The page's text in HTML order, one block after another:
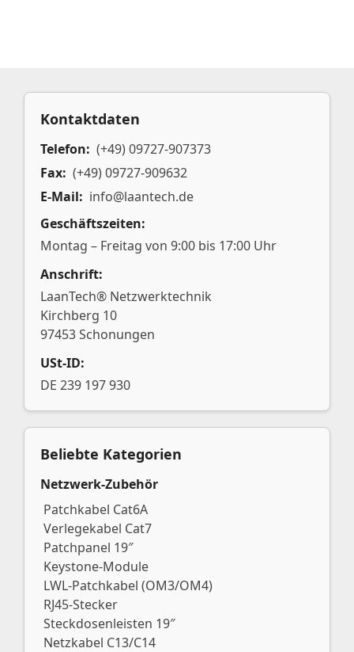
Kontaktdaten
Telefon: (+49) 09727-907373
Fax: (+49) 09727-909632
E-Mail: info@laantech.de
Geschäftszeiten:
Montag – Freitag von 9:00 bis 17:00 Uhr
Anschrift:
LaanTech® Netzwerktechnik
Kirchberg 10
97453 Schonungen
USt-ID:
DE 239 197 930
Beliebte Kategorien
Netzwerk-Zubehör
Patchkabel Cat6A
Verlegekabel Cat7
Patchpanel 19″
Keystone-Module
LWL-Patchkabel (OM3/OM4)
RJ45-Stecker
Steckdosenleisten 19″
Netzkabel C13/C14